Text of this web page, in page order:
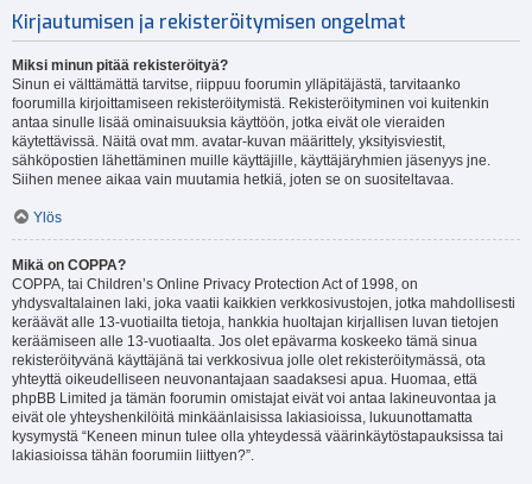
Kirjautumisen ja rekisteröitymisen ongelmat
Miksi minun pitää rekisteröityä?
Sinun ei välttämättä tarvitse, riippuu foorumin ylläpitäjästä, tarvitaanko
foorumilla kirjoittamiseen rekisteröitymistä. Rekisteröityminen voi kuitenkin
antaa sinulle lisää ominaisuuksia käyttöön, jotka eivät ole vieraiden
käytettävissä. Näitä ovat mm. avatar-kuvan määrittely, yksityisviestit,
sähköpostien lähettäminen muille käyttäjille, käyttäjäryhmien jäsenyys jne.
Siihen menee aikaa vain muutamia hetkiä, joten se on suositeltavaa.
Ylös
Mikä on COPPA?
COPPA, tai Children’s Online Privacy Protection Act of 1998, on
yhdysvaltalainen laki, joka vaatii kaikkien verkkosivustojen, jotka mahdollisesti
keräävät alle 13-vuotiailta tietoja, hankkia huoltajan kirjallisen luvan tietojen
keräämiseen alle 13-vuotiaalta. Jos olet epävarma koskeeko tämä sinua
rekisteröityvänä käyttäjänä tai verkkosivua jolle olet rekisteröitymässä, ota
yhteyttä oikeudelliseen neuvonantajaan saadaksesi apua. Huomaa, että
phpBB Limited ja tämän foorumin omistajat eivät voi antaa lakineuvontaa ja
eivät ole yhteyshenkilöitä minkäänlaisissa lakiasioissa, lukuunottamatta
kysymystä “Keneen minun tulee olla yhteydessä väärinkäytöstapauksissa tai
lakiasioissa tähän foorumiin liittyen?”.